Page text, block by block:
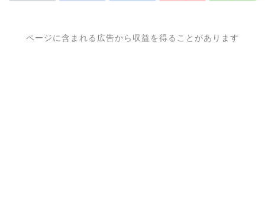
ページに含まれる広告から収益を得ることがあります